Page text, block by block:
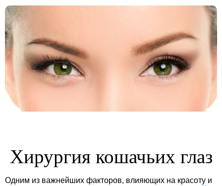
Хирургия кошачьих глаз
Одним из важнейших факторов, влияющих на красоту и